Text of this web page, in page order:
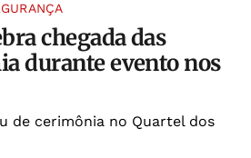
chegada das
durante evento nos
de cerimônia no Quartel dos